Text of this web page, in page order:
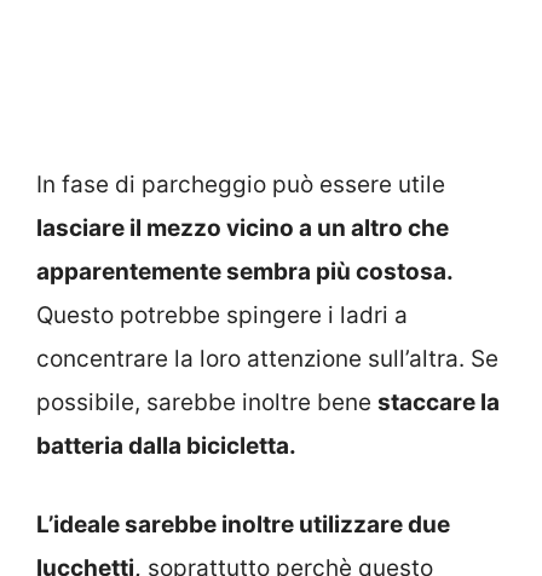
In fase di parcheggio può essere utile
lasciare il mezzo vicino a un altro che
apparentemente sembra più costosa.
Questo potrebbe spingere i ladri a
concentrare la loro attenzione sull’altra. Se
possibile, sarebbe inoltre bene staccare la
batteria dalla bicicletta.
L’ideale sarebbe inoltre utilizzare due
lucchetti, soprattutto perchè questo